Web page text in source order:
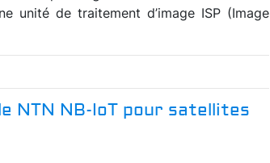
unité de traitement d’image ISP (Image
NTN NB-IoT pour satellites